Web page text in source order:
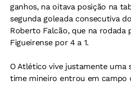
ganhos, na oitava posição na
segunda goleada consecutiva
Roberto Falcão, que na rodada
Figueirense por 4 a 1.
O Atlético vive justamente uma
time mineiro entrou em campo